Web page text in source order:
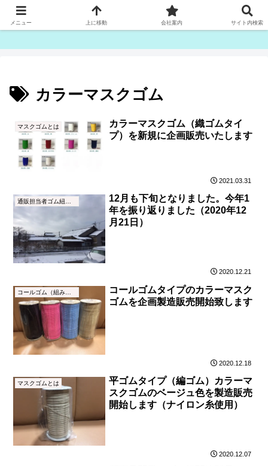
ゴム紐・平ゴム製造販売は津田産業直販部です
カラーマスクゴム
マスクゴムとは
カラーマスクゴム（織ゴムタイ
プ）を新規に企画販売いたします
2021.03.31
12月も下旬となりました。今年1
年を振り返りました（2020年12
月21日）
2020.12.21
コールゴム（組みゴム）とは
コールゴムタイプのカラーマスク
ゴムを企画製造販売開始致します
2020.12.18
マスクゴムとは
平ゴムタイプ（編ゴム）カラーマ
スクゴムのベージュ色を製造販売
開始します（ナイロン糸使用）
2020.12.07
メニュー 上に移動 会社案内 サイト内検索